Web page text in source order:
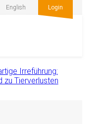
English Login
Irreführung:
zu Tierverlusten